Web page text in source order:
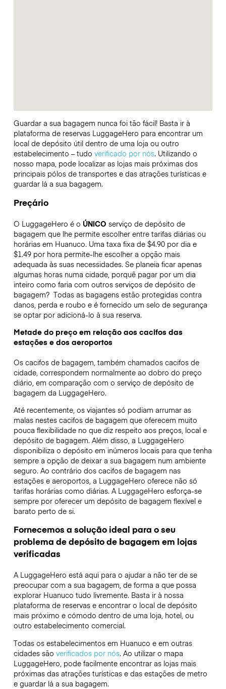
Guardar a sua bagagem nunca foi tão fácil! Basta ir à
plataforma de reservas LuggageHero para encontrar um
local de depósito útil dentro de uma loja ou outro
estabelecimento – tudo verificado por nós. Utilizando o
nosso mapa, pode localizar as lojas mais próximas dos
principais pólos de transportes e das atrações turísticas e
guardar lá a sua bagagem.
Preçário
O LuggageHero é o ÚNICO serviço de depósito de
bagagem que lhe permite escolher entre tarifas diárias ou
horárias em Huanuco. Uma taxa fixa de $4.90 por dia e
$1.49 por hora permite-lhe escolher a opção mais
adequada às suas necessidades. Se planeia ficar apenas
algumas horas numa cidade, porquê pagar por um dia
inteiro como faria com outros serviços de depósito de
bagagem? Todas as bagagens estão protegidas contra
danos, perda e roubo e é fornecido um selo de segurança
se optar por adicioná-lo à sua reserva.
Metade do preço em relação aos cacifos das
estações e dos aeroportos
Os cacifos de bagagem, também chamados cacifos de
cidade, correspondem normalmente ao dobro do preço
diário, em comparação com o serviço de depósito de
bagagem da LuggageHero.
Até recentemente, os viajantes só podiam arrumar as
malas nestes cacifos de bagagem que oferecem muito
pouca flexibilidade no que diz respeito aos preços, local e
depósito de bagagem. Além disso, a LuggageHero
disponibiliza o depósito em inúmeros locais para que tenha
sempre a opção de deixar a sua bagagem num ambiente
seguro. Ao contrário dos cacifos de bagagem nas
estações e aeroportos, a LuggageHero oferece não só
tarifas horárias como diárias. A LuggageHero esforça-se
sempre por oferecer um depósito de bagagem flexível e
barato perto de si.
Fornecemos a solução ideal para o seu
problema de depósito de bagagem em lojas
verificadas
A LuggageHero está aqui para o ajudar a não ter de se
preocupar com a sua bagagem, de forma a que possa
explorar Huanuco tudo livremente. Basta ir à nossa
plataforma de reservas e encontrar o local de depósito
mais próximo e cómodo dentro de uma loja, hotel, ou
outro estabelecimento comercial.
Todas os estabelecimentos em Huanuco e em outras
cidades são verificados por nós. Ao utilizar o mapa
LuggageHero, pode facilmente encontrar as lojas mais
próximas das atrações turísticas e das estações de metro
e guardar lá a sua bagagem.